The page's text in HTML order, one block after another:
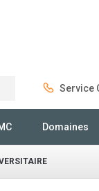
Service
Domaines